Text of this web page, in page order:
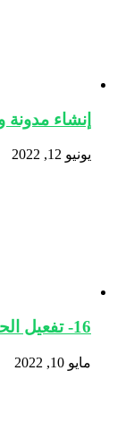
إنشاء
يونيو 12, 2022
16- تفعيل الحمايه للدومين بدون اي تكلفه ssl https
مايو 10, 2022